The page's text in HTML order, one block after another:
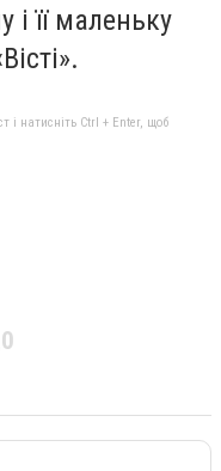
її маленьку
і натисніть Ctrl + Enter, щоб